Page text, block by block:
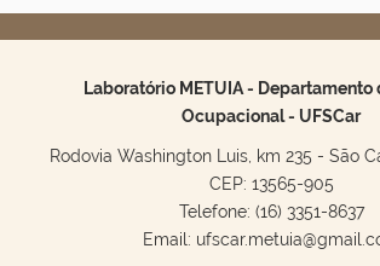
Laboratório METUIA - Departamento
Ocupacional - UFSCar
Rodovia Washington Luis, km 235 - São
CEP: 13565-905
Telefone: (16) 3351-8637
Email: